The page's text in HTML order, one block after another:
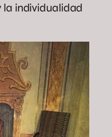
la individualidad